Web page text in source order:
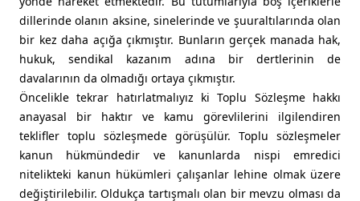
dillerinde olanın aksine, sinelerinde ve şuuraltılarında olan
bir kez daha açığa çıkmıştır. Bunların gerçek manada hak,
hukuk, sendikal kazanım adına bir dertlerinin de
davalarının da olmadığı ortaya çıkmıştır.
Öncelikle tekrar hatırlatmalıyız ki Toplu Sözleşme hakkı
anayasal bir haktır ve kamu görevlilerini ilgilendiren
teklifler toplu sözleşmede görüşülür. Toplu sözleşmeler
kanun hükmündedir ve kanunlarda nispi emredici
nitelikteki kanun hükümleri çalışanlar lehine olmak üzere
değiştirilebilir. Oldukça tartışmalı olan bir mevzu olması da